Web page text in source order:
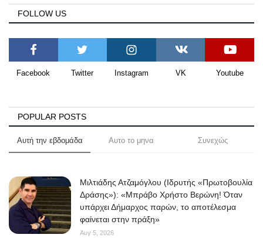
FOLLOW US
Facebook Twitter Instagram VK Youtube
POPULAR POSTS
Αυτή την εβδομάδα Αυτο το μηνα Συνεχώς
Μιλτιάδης Ατζαμόγλου (Ιδρυτής «Πρωτοβουλία
Δράσης»): «Μπράβο Χρήστο Βερώνη! Όταν
υπάρχει Δήμαρχος παρών, το αποτέλεσμα
φαίνεται στην πράξη»
Αυγ 5, 2026